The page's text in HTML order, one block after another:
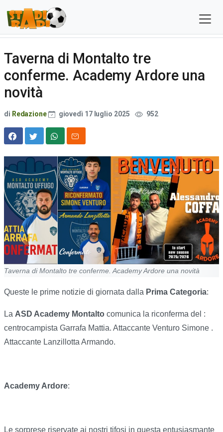
Taverna di Montalto tre
conferme. Academy Ardore una
novità
di Redazione giovedì 17 luglio 2025 952
Taverna di Montalto tre conferme. Academy Ardore una novità
Queste le prime notizie di giornata dalla Prima Categoria:
La ASD Academy Montalto comunica la riconferma del :
centrocampista Garrafa Mattia. Attaccante Venturo Simone .
Attaccante Lanzillotta Armando.
Academy Ardore:
Le sorprese riservate ai nostri tifosi in questa entusiasmante